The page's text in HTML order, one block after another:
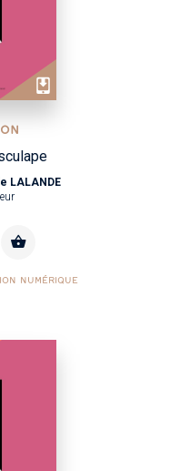
LALANDE
NUMÉRIQUE